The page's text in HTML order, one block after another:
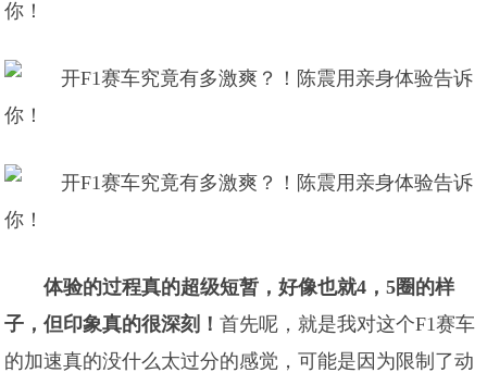
体验的过程真的超级短暂，好像也就4，5圈的样
子，但印象真的很深刻！首先呢，就是我对这个F1赛车
的加速真的没什么太过分的感觉，可能是因为限制了动